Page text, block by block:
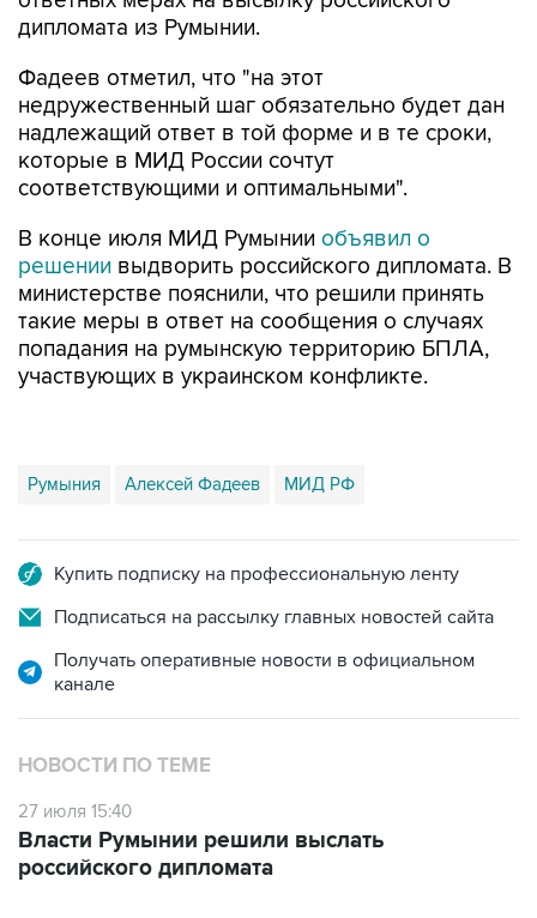
дипломата из Румынии.
Фадеев отметил, что "на этот
недружественный шаг обязательно будет дан
надлежащий ответ в той форме и в те сроки,
которые в МИД России сочтут
соответствующими и оптимальными".
В конце июля МИД Румынии объявил о
решении выдворить российского дипломата. В
министерстве пояснили, что решили принять
такие меры в ответ на сообщения о случаях
попадания на румынскую территорию БПЛА,
участвующих в украинском конфликте.
Румыния Алексей Фадеев МИД РФ
Купить подписку на профессиональную ленту
Подписаться на рассылку главных новостей сайта
Получать оперативные новости в официальном
канале
НОВОСТИ ПО ТЕМЕ
27 июля 15:40
Власти Румынии решили выслать
российского дипломата